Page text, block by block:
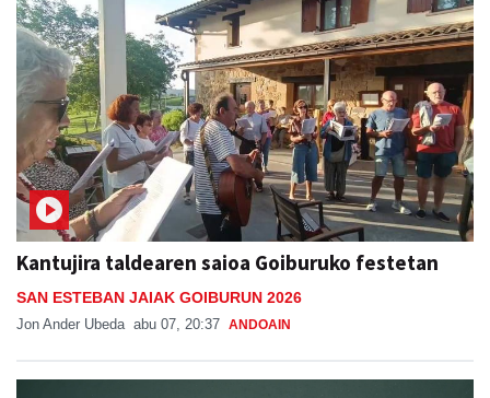
Kantujira taldearen saioa Goiburuko festetan
SAN ESTEBAN JAIAK GOIBURUN 2026
Jon Ander Ubeda abu 07, 20:37 ANDOAIN